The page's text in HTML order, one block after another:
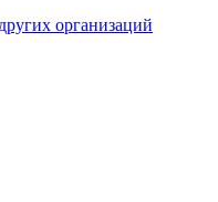
организаций